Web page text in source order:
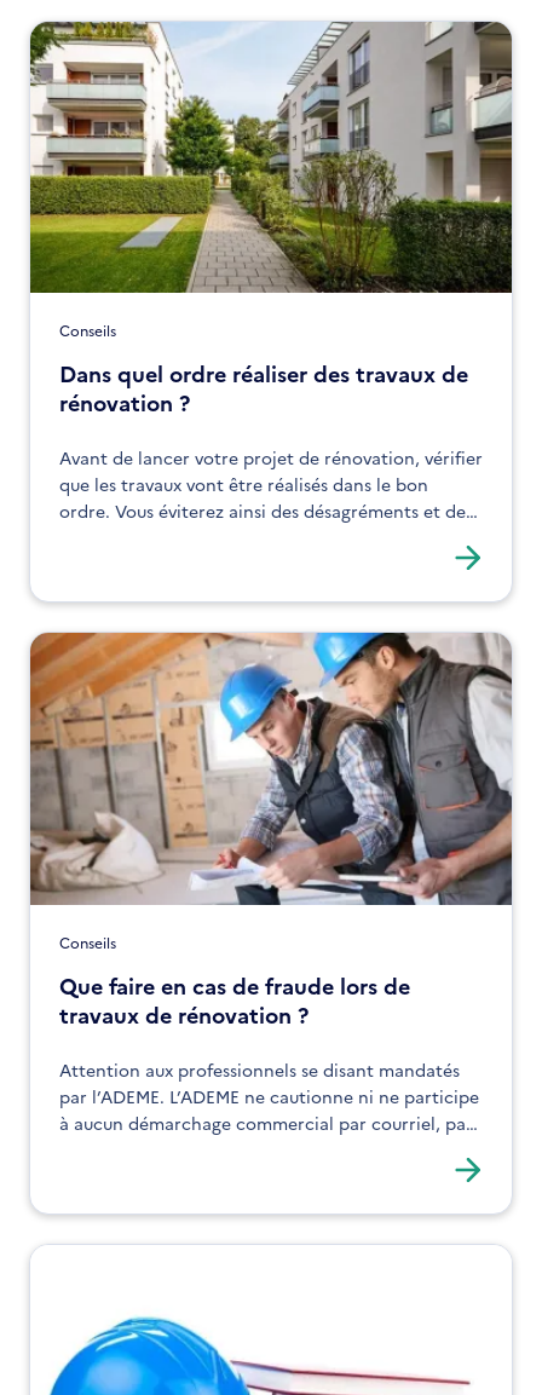
Conseils
Dans quel ordre réaliser des travaux de
rénovation ?
Avant de lancer votre projet de rénovation, vérifier
que les travaux vont être réalisés dans le bon
ordre. Vous éviterez ainsi des désagréments et des
Conseils
Que faire en cas de fraude lors de
travaux de rénovation ?
Attention aux professionnels se disant mandatés
par l’ADEME. L’ADEME ne cautionne ni ne participe
à aucun démarchage commercial par courriel, par